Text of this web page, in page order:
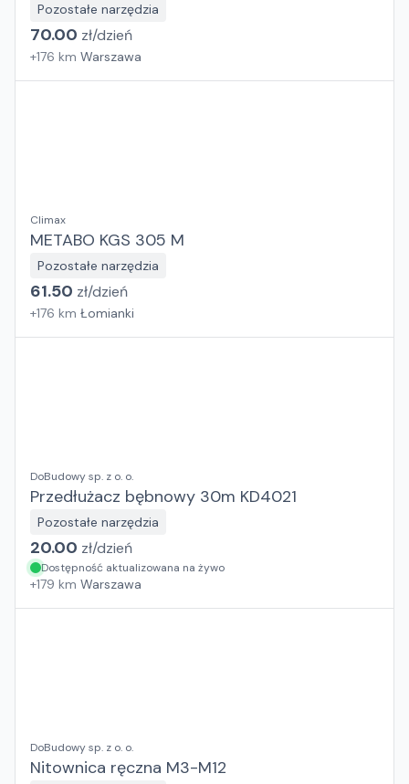
Pozostałe narzędzia
70.00 zł/dzień
+176 km Warszawa
Climax
METABO KGS 305 M
Pozostałe narzędzia
61.50 zł/dzień
+176 km Łomianki
DoBudowy sp. z o. o.
Przedłużacz bębnowy 30m KD4021
Pozostałe narzędzia
20.00 zł/dzień
Dostępność aktualizowana na żywo
+179 km Warszawa
DoBudowy sp. z o. o.
Nitownica ręczna M3-M12